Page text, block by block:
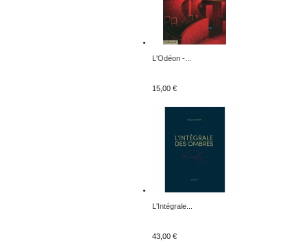
L'Odéon -...
15,00 €
L'Intégrale...
43,00 €